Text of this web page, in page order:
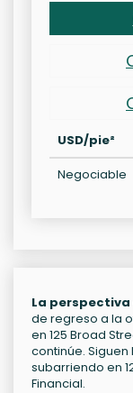
USD/pie²
Negociable
La
de regreso a la
en 125 Broad
continúe.
subarriendo en
Financial.